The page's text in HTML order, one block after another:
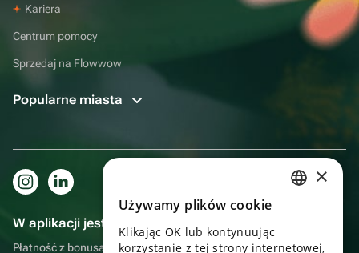
Kariera
Centrum pomocy
Sprzedaj na Flowwow
Popularne miasta
W aplikacji jest to jeszcze wygodniejsze!
Płatność z bonusami, samodzielna dostawa, wygodny czat z
×
Używamy plików cookie
Klikając OK lub kontynuując
korzystanie z tej strony internetowej,